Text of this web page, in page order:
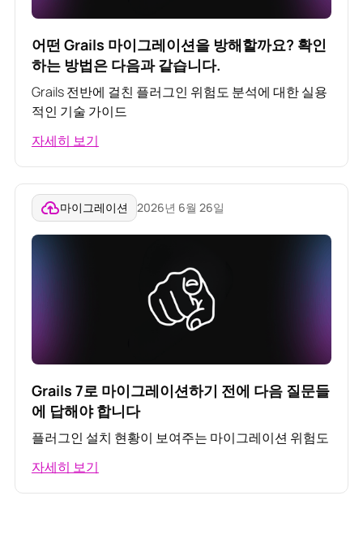
어떤 Grails 마이그레이션을 방해할까요? 확인
하는 방법은 다음과 같습니다.
Grails 전반에 걸친 플러그인 위험도 분석에 대한 실용
적인 기술 가이드
자세히 보기
마이그레이션 2026년 6월 26일
Grails 7로 마이그레이션하기 전에 다음 질문들
에 답해야 합니다
플러그인 설치 현황이 보여주는 마이그레이션 위험도
자세히 보기